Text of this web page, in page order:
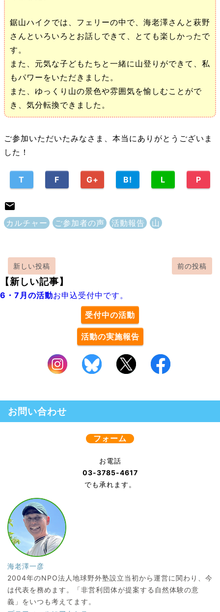
鋸山ハイクでは、フェリーの中で、海老澤さんと萩野
さんといろいろとお話しできて、とても楽しかったで
す。
また、元気な子どもたちと一緒に山登りができて、私
もパワーをいただきました。
また、ゆっくり山の景色や雰囲気を愉しむことがで
き、気分転換できました。
ご参加いただいたみなさま、本当にありがとうございま
した！
T F G+ B! L P
カルチャー ご参加者の声 活動報告 山
新しい投稿 前の投稿
【新しい記事】
6・7月の活動お申込受付中です。
受付中の活動
活動の実施報告
お問い合わせ
フォーム
お電話
03-3785-4617
でも承れます。
海老澤一彦
2004年のNPO法人地球野外塾設立当初から運営に関わり、今
は代表を務めます。「非営利団体が提案する自然体験の意
義」をいつも考えてます。